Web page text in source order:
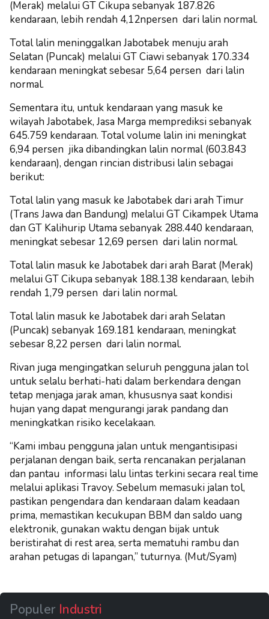
(Merak) melalui GT Cikupa sebanyak 187.826
kendaraan, lebih rendah 4,12npersen dari lalin normal.
Total lalin meninggalkan Jabotabek menuju arah
Selatan (Puncak) melalui GT Ciawi sebanyak 170.334
kendaraan meningkat sebesar 5,64 persen dari lalin
normal.
Sementara itu, untuk kendaraan yang masuk ke
wilayah Jabotabek, Jasa Marga memprediksi sebanyak
645.759 kendaraan. Total volume lalin ini meningkat
6,94 persen jika dibandingkan lalin normal (603.843
kendaraan), dengan rincian distribusi lalin sebagai
berikut:
Total lalin yang masuk ke Jabotabek dari arah Timur
(Trans Jawa dan Bandung) melalui GT Cikampek Utama
dan GT Kalihurip Utama sebanyak 288.440 kendaraan,
meningkat sebesar 12,69 persen dari lalin normal.
Total lalin masuk ke Jabotabek dari arah Barat (Merak)
melalui GT Cikupa sebanyak 188.138 kendaraan, lebih
rendah 1,79 persen dari lalin normal.
Total lalin masuk ke Jabotabek dari arah Selatan
(Puncak) sebanyak 169.181 kendaraan, meningkat
sebesar 8,22 persen dari lalin normal.
Rivan juga mengingatkan seluruh pengguna jalan tol
untuk selalu berhati-hati dalam berkendara dengan
tetap menjaga jarak aman, khususnya saat kondisi
hujan yang dapat mengurangi jarak pandang dan
meningkatkan risiko kecelakaan.
“Kami imbau pengguna jalan untuk mengantisipasi
perjalanan dengan baik, serta rencanakan perjalanan
dan pantau informasi lalu lintas terkini secara real time
melalui aplikasi Travoy. Sebelum memasuki jalan tol,
pastikan pengendara dan kendaraan dalam keadaan
prima, memastikan kecukupan BBM dan saldo uang
elektronik, gunakan waktu dengan bijak untuk
beristirahat di rest area, serta mematuhi rambu dan
arahan petugas di lapangan,” tuturnya. (Mut/Syam)
Populer Industri